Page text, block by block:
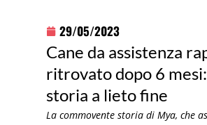
29/05/2023
Cane da assistenza
ritrovato dopo 6
storia a lieto fine
La commovente storia di Mya, che